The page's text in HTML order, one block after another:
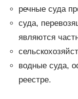
речные суда
суда,
являются
водные суда,
реестре.